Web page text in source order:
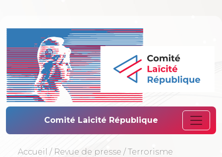
Comité Laïcité
Comité Laicité République
Accueil / Revue de presse / Terrorisme